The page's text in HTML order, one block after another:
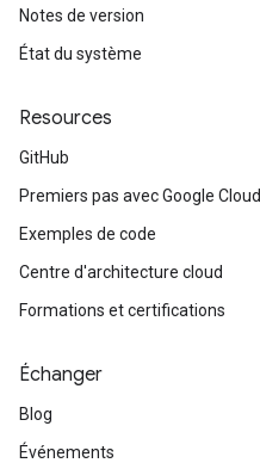
Notes de version
État du système
Resources
GitHub
Premiers pas avec Google Cloud
Exemples de code
Centre d'architecture cloud
Formations et certifications
Échanger
Blog
Événements